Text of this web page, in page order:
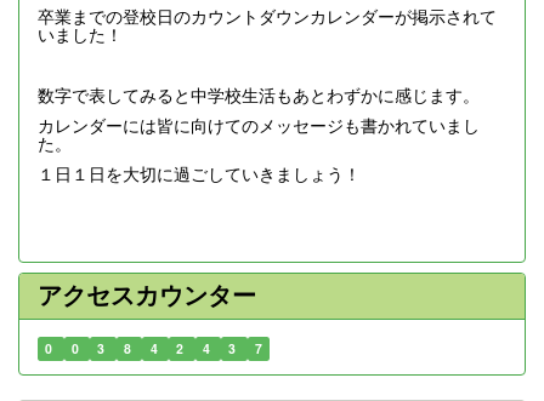
卒業までの登校日のカウントダウンカレンダーが掲示されて
いました！
数字で表してみると中学校生活もあとわずかに感じます。
カレンダーには皆に向けてのメッセージも書かれていまし
た。
１日１日を大切に過ごしていきましょう！
アクセスカウンター
0 0 3 8 4 2 4 3 7